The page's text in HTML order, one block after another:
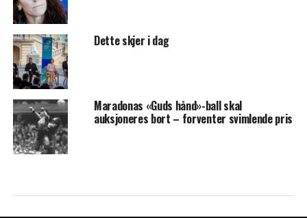
Dette skjer i dag
Maradonas «Guds hånd»-ball skal
auksjoneres bort – forventer svimlende pris